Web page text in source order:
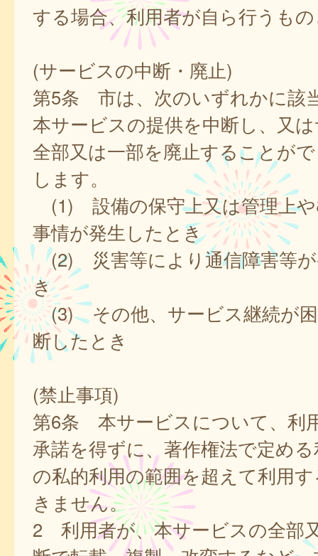
する場合、利用者が自ら行うも
(サービスの中断・廃止)
第5条 市は、次のいずれかに該
本サービスの提供を中断し、又
全部又は一部を廃止することが
します。
(1) 設備の保守上又は管理上
事情が発生したとき
(2) 災害等により通信障害等が
き
(3) その他、サービス継続が困
断したとき
(禁止事項)
第6条 本サービスについて、利
承諾を得ずに、著作権法で定め
の私的利用の範囲を超えて利用
きません。
2 利用者が、本サービスの全部